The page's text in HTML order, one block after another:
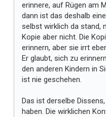
erinnere, auf Rügen am
dann ist das deshalb
selbst wirklich da stand,
Kopie aber nicht. Die
erinnern, aber sie irrt
Er glaubt, sich zu
den anderen Kindern in
ist nie geschehen.
Das ist derselbe
haben. Die wirklichen